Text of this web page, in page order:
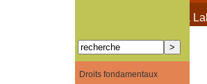
À propos de Terra
Droits fondamentaux